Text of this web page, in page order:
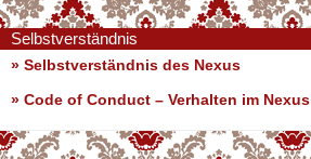
Selbstverständnis
» Selbstverständnis des Nexus
» Code of Conduct – Verhalten im Nexus